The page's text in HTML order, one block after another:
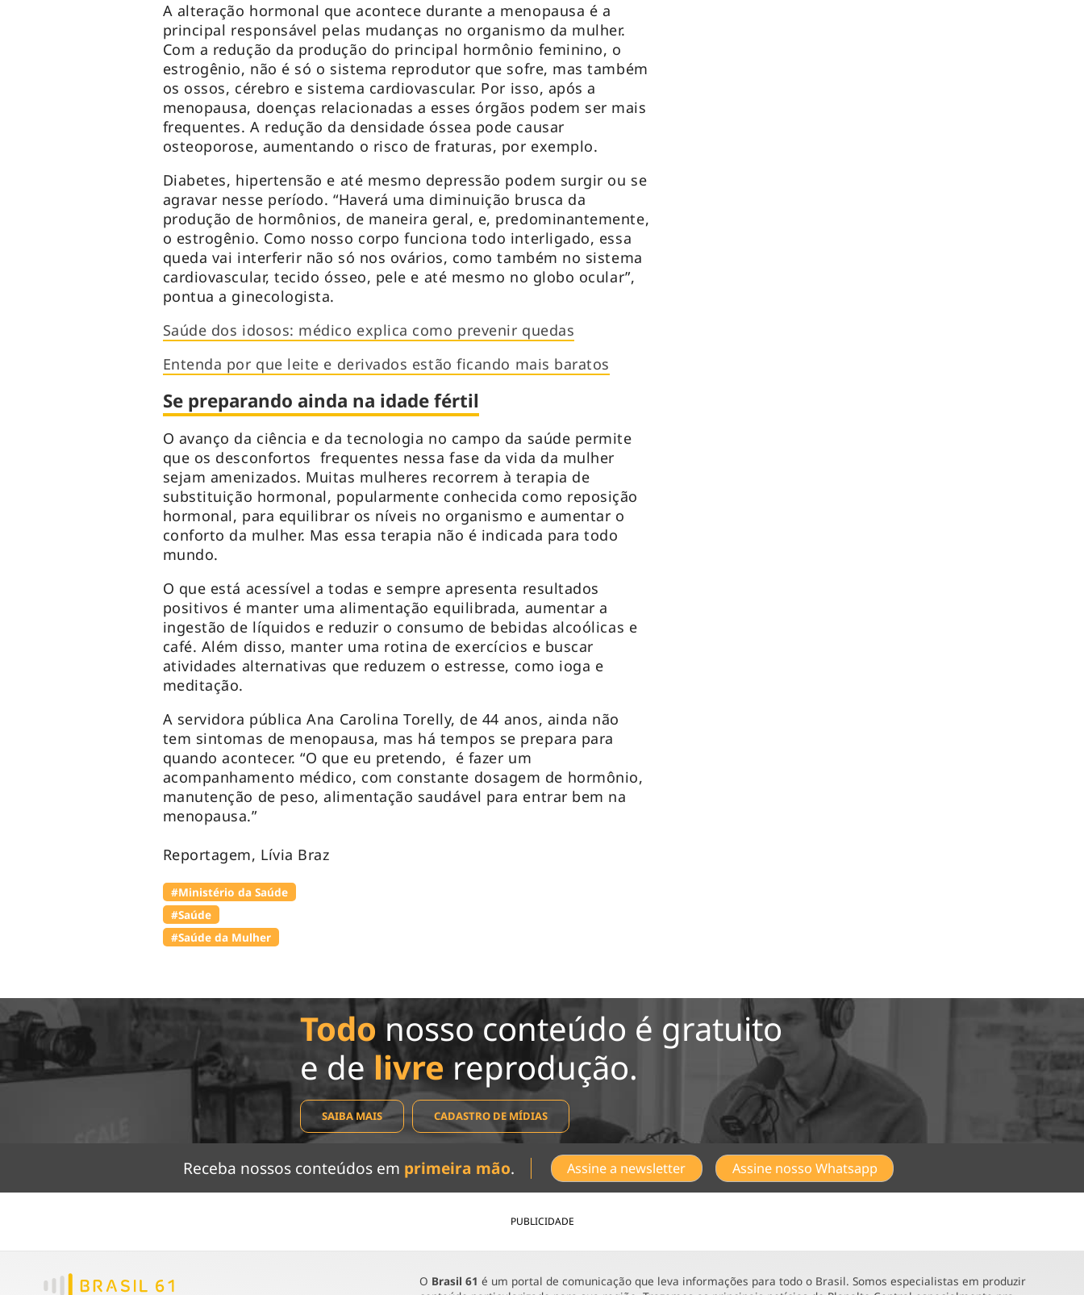
A alteração hormonal que acontece durante a menopausa é a
principal responsável pelas mudanças no organismo da mulher.
Com a redução da produção do principal hormônio feminino, o
estrogênio, não é só o sistema reprodutor que sofre, mas também
os ossos, cérebro e sistema cardiovascular. Por isso, após a
menopausa, doenças relacionadas a esses órgãos podem ser mais
frequentes. A redução da densidade óssea pode causar
osteoporose, aumentando o risco de fraturas, por exemplo.
Diabetes, hipertensão e até mesmo depressão podem surgir ou se
agravar nesse período. “Haverá uma diminuição brusca da
produção de hormônios, de maneira geral, e, predominantemente,
o estrogênio. Como nosso corpo funciona todo interligado, essa
queda vai interferir não só nos ovários, como também no sistema
cardiovascular, tecido ósseo, pele e até mesmo no globo ocular”,
pontua a ginecologista.
Saúde dos idosos: médico explica como prevenir quedas
Entenda por que leite e derivados estão ficando mais baratos
Se preparando ainda na idade fértil
O avanço da ciência e da tecnologia no campo da saúde permite
que os desconfortos frequentes nessa fase da vida da mulher
sejam amenizados. Muitas mulheres recorrem à terapia de
substituição hormonal, popularmente conhecida como reposição
hormonal, para equilibrar os níveis no organismo e aumentar o
conforto da mulher. Mas essa terapia não é indicada para todo
mundo.
O que está acessível a todas e sempre apresenta resultados
positivos é manter uma alimentação equilibrada, aumentar a
ingestão de líquidos e reduzir o consumo de bebidas alcoólicas e
café. Além disso, manter uma rotina de exercícios e buscar
atividades alternativas que reduzem o estresse, como ioga e
meditação.
A servidora pública Ana Carolina Torelly, de 44 anos, ainda não
tem sintomas de menopausa, mas há tempos se prepara para
quando acontecer. “O que eu pretendo, é fazer um
acompanhamento médico, com constante dosagem de hormônio,
manutenção de peso, alimentação saudável para entrar bem na
menopausa.”
Reportagem, Lívia Braz
#Ministério da Saúde
#Saúde
#Saúde da Mulher
Todonosso conteúdo é gratuito
e de livre reprodução.
SAIBA MAIS CADASTRO DE MÍDIAS
Receba nossos conteúdos em primeira mão. Assine a newsletter Assine nosso Whatsapp
PUBLICIDADE
O Brasil 61 é um portal de comunicação que leva informações para todo o Brasil. Somos especialistas em produzir